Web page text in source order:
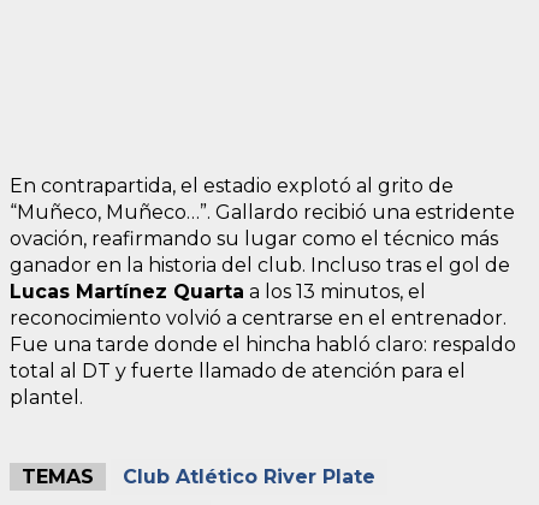
En contrapartida, el estadio explotó al grito de
“Muñeco, Muñeco…”. Gallardo recibió una estridente
ovación, reafirmando su lugar como el técnico más
ganador en la historia del club. Incluso tras el gol de
Lucas Martínez Quarta a los 13 minutos, el
reconocimiento volvió a centrarse en el entrenador.
Fue una tarde donde el hincha habló claro: respaldo
total al DT y fuerte llamado de atención para el
plantel.
TEMAS
Club Atlético River Plate